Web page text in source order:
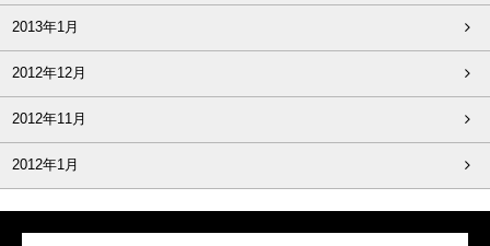
2013年1月
2012年12月
2012年11月
2012年1月